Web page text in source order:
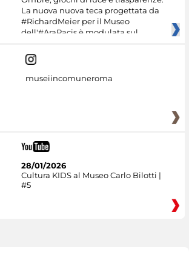
La nuova nuova teca progettata da
#RichardMeier per il Museo
dell'#AraPacis è modulata sul
museiincomuneroma
28/01/2026
Cultura KIDS al Museo Carlo Bilotti |
#5